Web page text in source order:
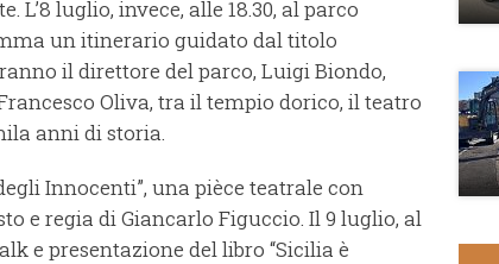
L’8 luglio, invece, alle 18.30, al parco
un itinerario guidato dal titolo
il direttore del parco, Luigi Biondo,
Oliva, tra il tempio dorico, il teatro
anni di storia.
Innocenti”, una pièce teatrale con
e regia di Giancarlo Figuccio. Il 9 luglio, al
e presentazione del libro “Sicilia è